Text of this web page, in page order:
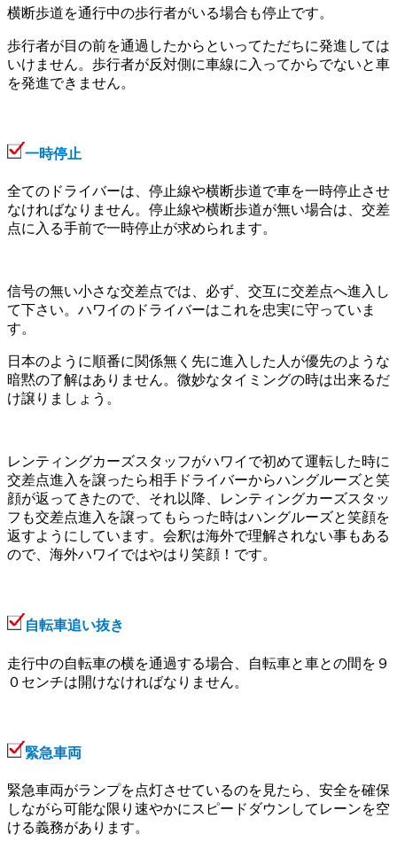
横断歩道を通行中の歩行者がいる場合も停止です。
歩行者が目の前を通過したからといってただちに発進しては
いけません。歩行者が反対側に車線に入ってからでないと車
を発進できません。
一時停止
全てのドライバーは、停止線や横断歩道で車を一時停止させ
なければなりません。停止線や横断歩道が無い場合は、交差
点に入る手前で一時停止が求められます。
信号の無い小さな交差点では、必ず、交互に交差点へ進入し
て下さい。ハワイのドライバーはこれを忠実に守っていま
す。
日本のように順番に関係無く先に進入した人が優先のような
暗黙の了解はありません。微妙なタイミングの時は出来るだ
け譲りましょう。
レンティングカーズスタッフがハワイで初めて運転した時に
交差点進入を譲ったら相手ドライバーからハングルーズと笑
顔が返ってきたので、それ以降、レンティングカーズスタッ
フも交差点進入を譲ってもらった時はハングルーズと笑顔を
返すようにしています。会釈は海外で理解されない事もある
ので、海外ハワイではやはり笑顔！です。
自転車追い抜き
走行中の自転車の横を通過する場合、自転車と車との間を９
０センチは開けなければなりません。
緊急車両
緊急車両がランプを点灯させているのを見たら、安全を確保
しながら可能な限り速やかにスピードダウンしてレーンを空
ける義務があります。